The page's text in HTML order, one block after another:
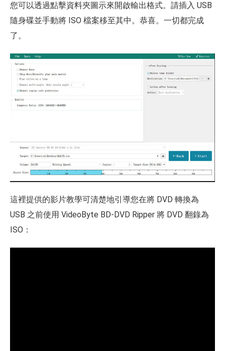
您可以透過點擊資料夾圖示來開啟輸出格式。請插入 USB
隨身碟並手動將 ISO 檔案移至其中。恭喜。一切都完成
了。
這裡提供的影片教學可清楚地引導您在將 DVD 轉換為
USB 之前使用 VideoByte BD-DVD Ripper 將 DVD 翻錄為
ISO：